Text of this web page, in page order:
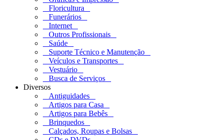
Floricultura
Funerários
Internet
Outros Profissionais
Saúde
Suporte Técnico e Manutenção
Veículos e Transportes
Vestuário
Busca de Serviços
Diversos
Antiguidades
Artigos para Casa
Artigos para Bebês
Brinquedos
Calçados, Roupas e Bolsas